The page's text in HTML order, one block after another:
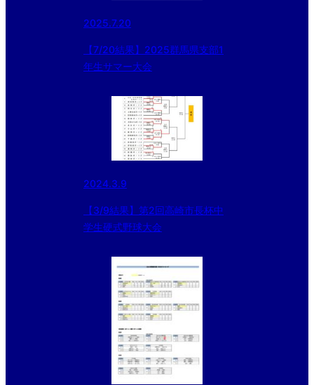
2025.7.20
【7/20結果】2025群馬県支部1
年生サマー大会
2024.3.9
【3/9結果】第2回高崎市長杯中
学生硬式野球大会